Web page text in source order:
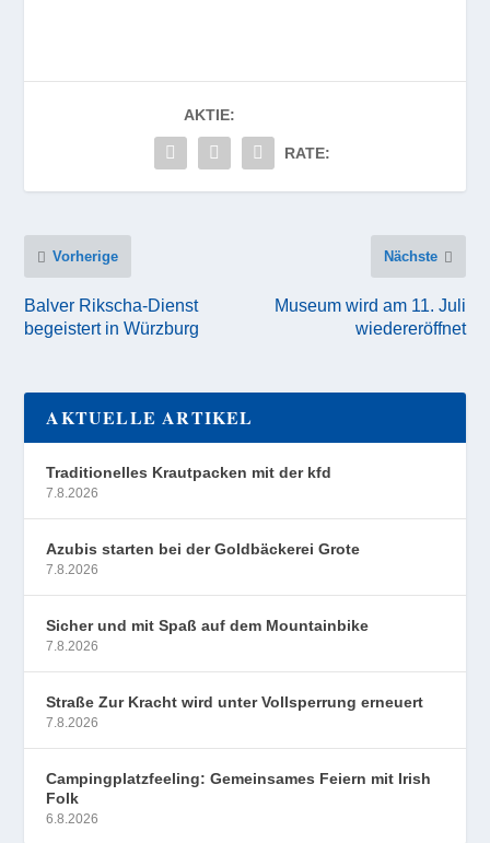
AKTIE:
RATE:
Vorherige
Balver Rikscha-Dienst
begeistert in Würzburg
Nächste
Museum wird am 11. Juli
wiedereröffnet
AKTUELLE ARTIKEL
Traditionelles Krautpacken mit der kfd
7.8.2026
Azubis starten bei der Goldbäckerei Grote
7.8.2026
Sicher und mit Spaß auf dem Mountainbike
7.8.2026
Straße Zur Kracht wird unter Vollsperrung erneuert
7.8.2026
Campingplatzfeeling: Gemeinsames Feiern mit Irish
Folk
6.8.2026